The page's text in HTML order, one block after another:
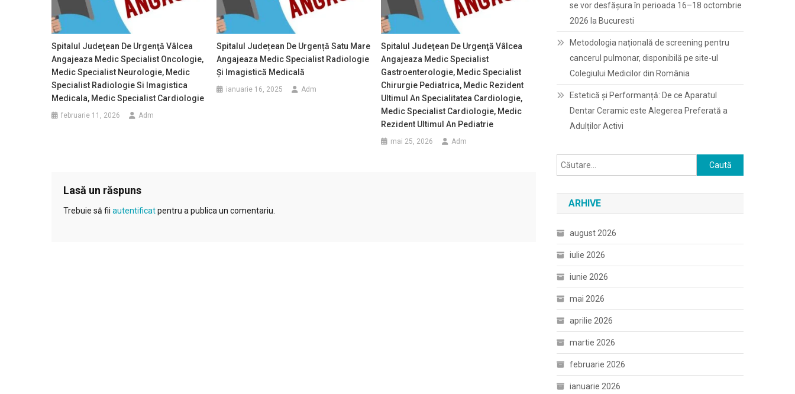
Spitalul Judeţean De Urgenţă Vâlcea
Angajeaza Medic Specialist Oncologie,
Medic Specialist Neurologie, Medic
Specialist Radiologie Si Imagistica
Medicala, Medic Specialist Cardiologie
februarie 11, 2026 Adm
Spitalul Județean De Urgență Satu Mare
Angajeaza Medic Specialist Radiologie
Și Imagistică Medicală
ianuarie 16, 2025 Adm
Spitalul Judeţean De Urgenţă Vâlcea
Angajeaza Medic Specialist
Gastroenterologie, Medic Specialist
Chirurgie Pediatrica, Medic Rezident
Ultimul An Specialitatea Cardiologie,
Medic Specialist Cardiologie, Medic
Rezident Ultimul An Pediatrie
mai 25, 2026 Adm
Lasă un răspuns
Trebuie să fii autentificatpentru a publica un comentariu.
se vor desfășura în perioada 16–18 octombrie
2026 la Bucuresti
Metodologia națională de screening pentru
cancerul pulmonar, disponibilă pe site-ul
Colegiului Medicilor din România
Estetică și Performanță: De ce Aparatul
Dentar Ceramic este Alegerea Preferată a
Adulților Activi
Caută
după:
ARHIVE
august 2026
iulie 2026
iunie 2026
mai 2026
aprilie 2026
martie 2026
februarie 2026
ianuarie 2026